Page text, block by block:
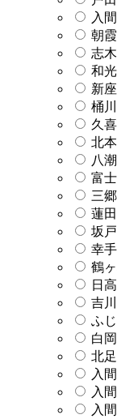
入
朝
志
和
新
桶
久
北
八
富
三
蓮
坂
幸
鶴
日
吉
ふ
白
北
入
入
入